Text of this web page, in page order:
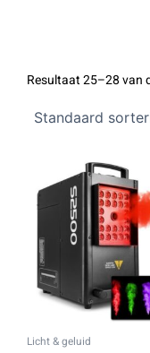
Resultaat 25–28 van
Licht & geluid